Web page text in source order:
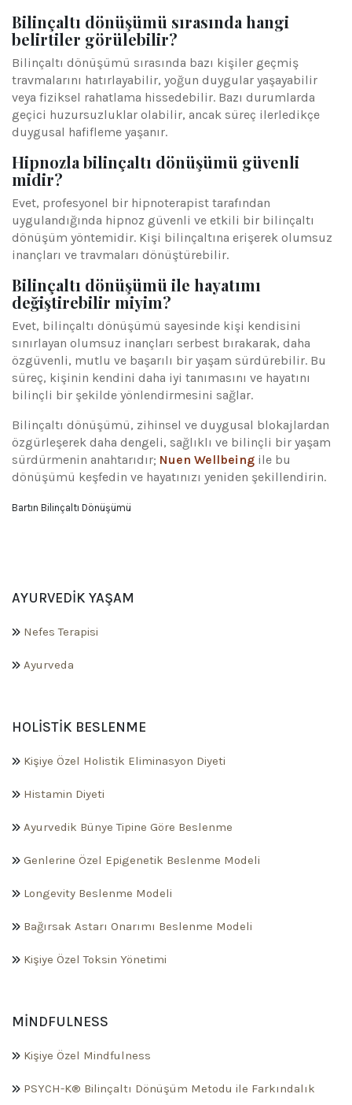
Bilinçaltı dönüşümü sırasında hangi
belirtiler görülebilir?
Bilinçaltı dönüşümü sırasında bazı kişiler geçmiş
travmalarını hatırlayabilir, yoğun duygular yaşayabilir
veya fiziksel rahatlama hissedebilir. Bazı durumlarda
geçici huzursuzluklar olabilir, ancak süreç ilerledikçe
duygusal hafifleme yaşanır.
Hipnozla bilinçaltı dönüşümü güvenli
midir?
Evet, profesyonel bir hipnoterapist tarafından
uygulandığında hipnoz güvenli ve etkili bir bilinçaltı
dönüşüm yöntemidir. Kişi bilinçaltına erişerek olumsuz
inançları ve travmaları dönüştürebilir.
Bilinçaltı dönüşümü ile hayatımı
değiştirebilir miyim?
Evet, bilinçaltı dönüşümü sayesinde kişi kendisini
sınırlayan olumsuz inançları serbest bırakarak, daha
özgüvenli, mutlu ve başarılı bir yaşam sürdürebilir. Bu
süreç, kişinin kendini daha iyi tanımasını ve hayatını
bilinçli bir şekilde yönlendirmesini sağlar.
Bilinçaltı dönüşümü, zihinsel ve duygusal blokajlardan
özgürleşerek daha dengeli, sağlıklı ve bilinçli bir yaşam
sürdürmenin anahtarıdır; Nuen Wellbeing ile bu
dönüşümü keşfedin ve hayatınızı yeniden şekillendirin.
Bartın Bilinçaltı Dönüşümü
AYURVEDIK YAŞAM
Nefes Terapisi
Ayurveda
HOLISTIK BESLENME
Kişiye Özel Holistik Eliminasyon Diyeti
Histamin Diyeti
Ayurvedik Bünye Tipine Göre Beslenme
Genlerine Özel Epigenetik Beslenme Modeli
Longevity Beslenme Modeli
Bağırsak Astarı Onarımı Beslenme Modeli
Kişiye Özel Toksin Yönetimi
MINDFULNESS
Kişiye Özel Mindfulness
PSYCH-K® Bilinçaltı Dönüşüm Metodu ile Farkındalık